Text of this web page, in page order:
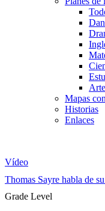
Mapas
Historias
Enlaces
Vídeo
Thomas Sayre habla de
Grade Level